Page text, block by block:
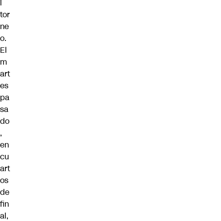
l
tor
ne
o.
El
m
art
es
pa
sa
do
,
en
cu
art
os
de
fin
al,